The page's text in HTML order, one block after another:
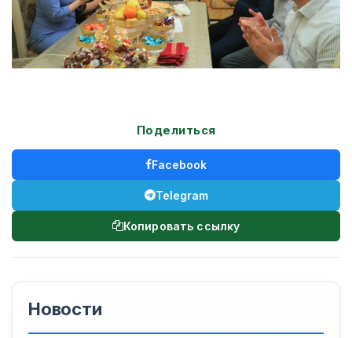
Поделиться
Facebook
Telegram
Копировать ссылку
Новости